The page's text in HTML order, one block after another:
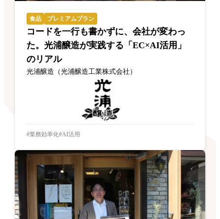
食品 プレミアムプラン
コードを一行も書かずに、会社が変わっ
た。光浦醸造が実践する「EC×AI活用」
のリアル
光浦醸造（光浦醸造工業株式会社）
業務効率化 AI活用